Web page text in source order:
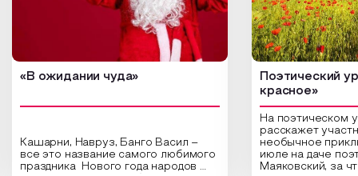
Бузулук и Бузулукский район
Соль-Илецкий район
Саракташский район
Промышленный туризм
Пешеходный туризм
Сельский туризм
Автотуризм
Образовательный туризм
НАЦИОНАЛЬНЫЙ ТУРИСТСКИЙ МАРШРУТ
«В ожидании чуда»
Кашарни, Навруз, Банго Васил –
все это название самого любимого
праздника Нового года народов
Поэтический
красное»
На поэтическом
расскажет
необычное
июле на даче
Маяковский, за